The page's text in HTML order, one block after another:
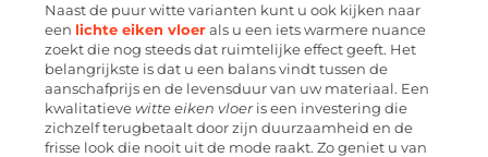
Naast de puur witte varianten kunt u ook kijken naar
een lichte eiken vloer als u een iets warmere nuance
zoekt die nog steeds dat ruimtelijke effect geeft. Het
belangrijkste is dat u een balans vindt tussen de
aanschafprijs en de levensduur van uw materiaal. Een
kwalitatieve witte eiken vloeris een investering die
zichzelf terugbetaalt door zijn duurzaamheid en de
frisse look die nooit uit de mode raakt. Zo geniet u van